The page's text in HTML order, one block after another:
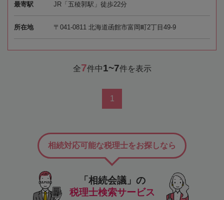
最寄駅 JR「五稜郭駅」徒歩22分
所在地 〒041-0811 北海道函館市富岡町2丁目49-9
全7件中1~7件を表示
1
「相続会議」の
税理士検索サービス
相続対応可能な税理士をお探しなら